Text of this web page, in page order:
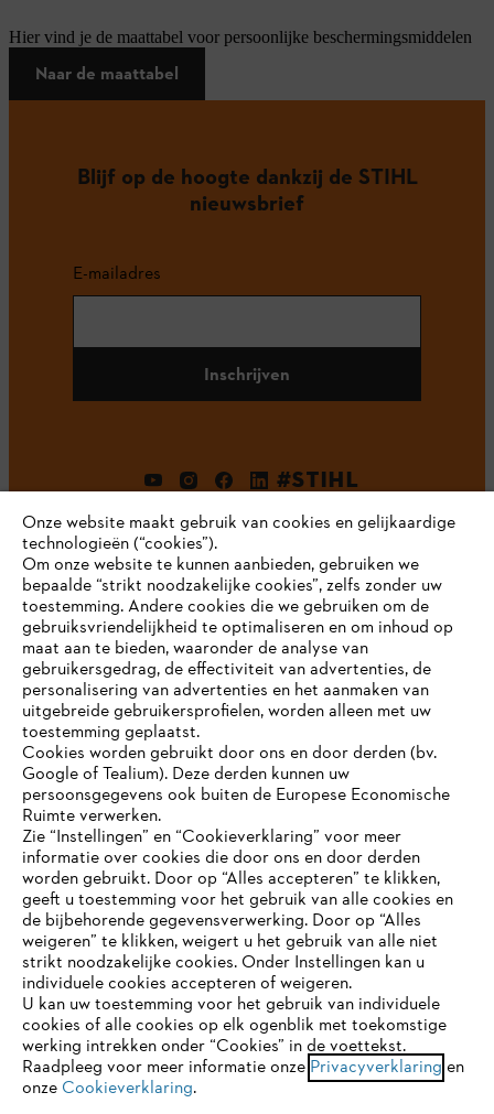
Hier vind je de maattabel voor persoonlijke beschermingsmiddelen
Naar de maattabel
Blijf op de hoogte dankzij de STIHL
nieuwsbrief
E-mailadres
Inschrijven
#STIHL
Bedrijf
STIHL FAQ
Contact
Gegevensbescherming Impressum
Cookie-informatie Juridische informatie
ANDREAS STIHL NV, Veurtstraat 117, 2870
JE BROWSER WORDT NIET
ONDERSTEUND
Je gebruikt een browser die we nog niet ondersteunen. Om
onze website optimaal te kunnen gebruiken, raden we aan dat
je overschakelt op één van de volgende browsers:
firefox
Onze website maakt gebruik van cookies en gelijkaardige
technologieën (“cookies”).
Om onze website te kunnen aanbieden, gebruiken we
bepaalde “strikt noodzakelijke cookies”, zelfs zonder uw
toestemming. Andere cookies die we gebruiken om de
gebruiksvriendelijkheid te optimaliseren en om inhoud op
maat aan te bieden, waaronder de analyse van
gebruikersgedrag, de effectiviteit van advertenties, de
personalisering van advertenties en het aanmaken van
uitgebreide gebruikersprofielen, worden alleen met uw
toestemming geplaatst.
Cookies worden gebruikt door ons en door derden (bv.
Google of Tealium). Deze derden kunnen uw
persoonsgegevens ook buiten de Europese Economische
Ruimte verwerken.
Zie “Instellingen” en “Cookieverklaring” voor meer
informatie over cookies die door ons en door derden
worden gebruikt. Door op “Alles accepteren” te klikken,
geeft u toestemming voor het gebruik van alle cookies en
de bijbehorende gegevensverwerking. Door op “Alles
weigeren” te klikken, weigert u het gebruik van alle niet
strikt noodzakelijke cookies. Onder Instellingen kan u
individuele cookies accepteren of weigeren.
U kan uw toestemming voor het gebruik van individuele
cookies of alle cookies op elk ogenblik met toekomstige
werking intrekken onder “Cookies” in de voettekst.
Raadpleeg voor meer informatie onze Privacyverklaring en
onze Cookieverklaring.